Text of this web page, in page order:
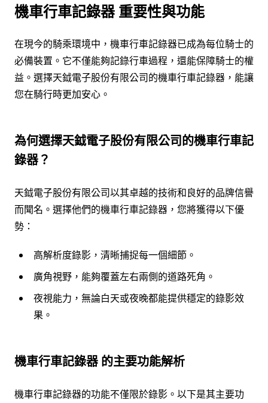
機車行車記錄器 重要性與功能
在現今的騎乘環境中，機車行車記錄器已成為每位騎士的
必備裝置。它不僅能夠記錄行車過程，還能保障騎士的權
益。選擇天鉞電子股份有限公司的機車行車記錄器，能讓
您在騎行時更加安心。
為何選擇天鉞電子股份有限公司的機車行車記
錄器？
天鉞電子股份有限公司以其卓越的技術和良好的品牌信譽
而聞名。選擇他們的機車行車記錄器，您將獲得以下優
勢：
高解析度錄影，清晰捕捉每一個細節。
廣角視野，能夠覆蓋左右兩側的道路死角。
夜視能力，無論白天或夜晚都能提供穩定的錄影效
果。
機車行車記錄器 的主要功能解析
機車行車記錄器的功能不僅限於錄影。以下是其主要功